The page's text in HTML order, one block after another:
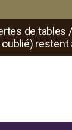
de